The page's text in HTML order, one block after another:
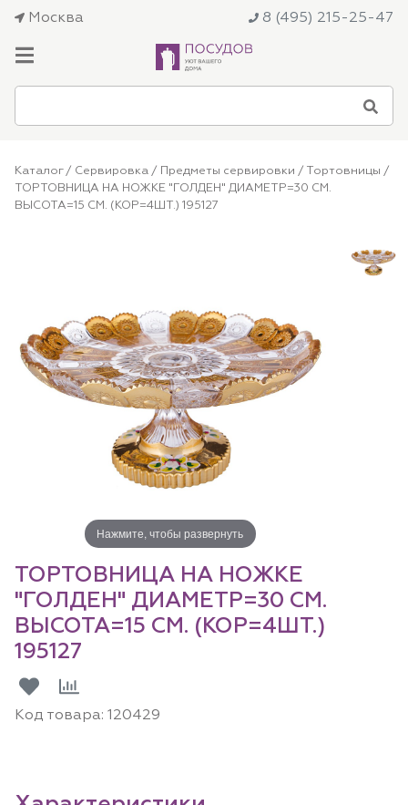
Москва 8 (495) 215-25-47
Каталог/ Сервировка / Предметы сервировки / Тортовницы /
ТОРТОВНИЦА НА НОЖКЕ "ГОЛДЕН" ДИАМЕТР=30 СМ.
ВЫСОТА=15 СМ. (КОР=4ШТ.) 195127
Нажмите, чтобы развернуть
ТОРТОВНИЦА НА НОЖКЕ
"ГОЛДЕН" ДИАМЕТР=30 СМ.
ВЫСОТА=15 СМ. (КОР=4ШТ.)
195127
Код товара: 120429